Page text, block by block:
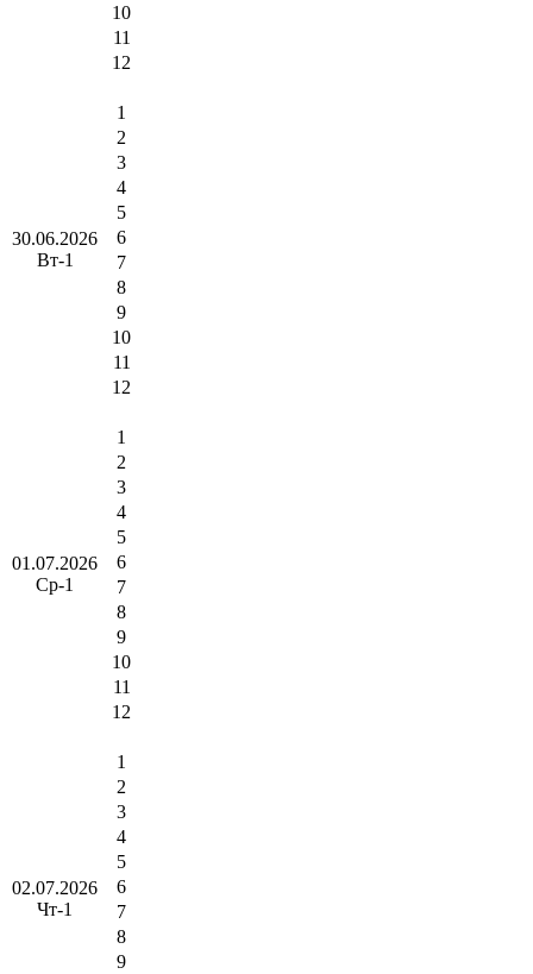
10
11
12
30.06.2026
Вт-1
1
2
3
4
5
6
7
8
9
10
11
12
01.07.2026
Ср-1
1
2
3
4
5
6
7
8
9
10
11
12
02.07.2026
Чт-1
1
2
3
4
5
6
7
8
9